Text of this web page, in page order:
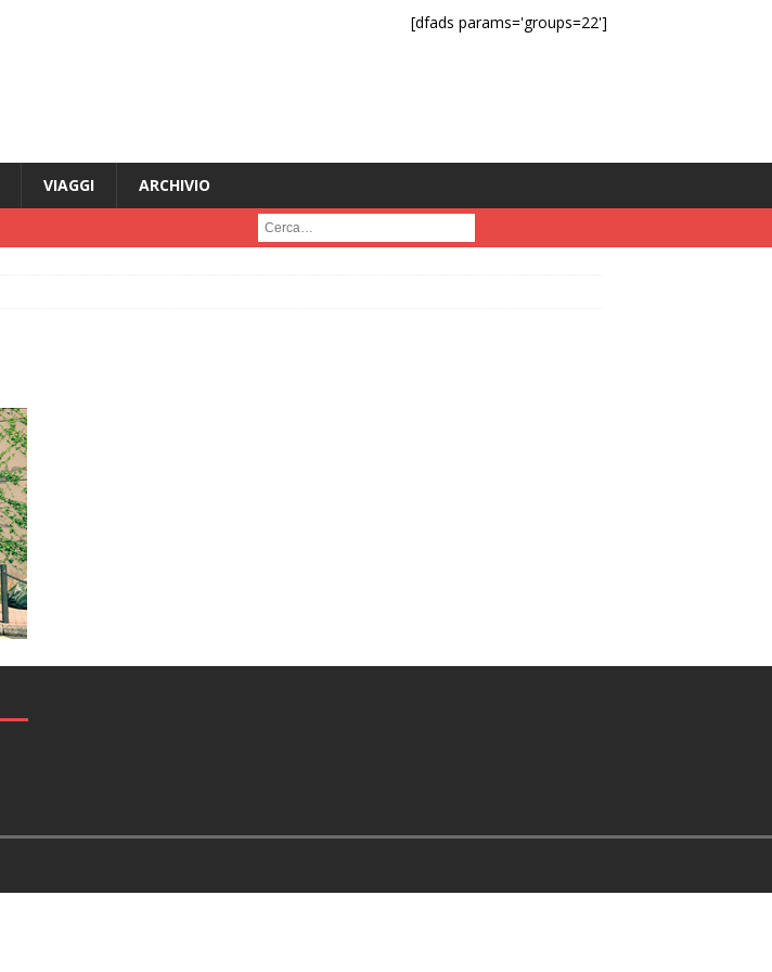
[dfads params='groups=22']
VIAGGI
ARCHIVIO
Cerca :